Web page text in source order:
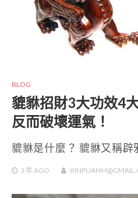
BLOG
貔貅招財3大功效4
反而破壞運氣！
貔貅是什麼？ 貔貅又稱
1 年 AGO